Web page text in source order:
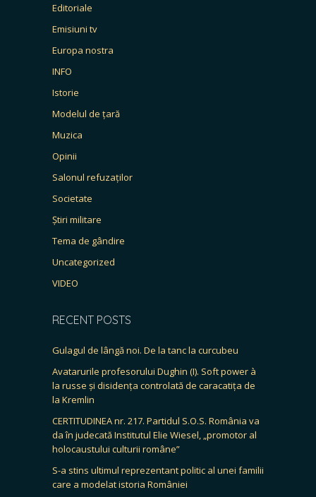
Editoriale
Emisiuni tv
Europa nostra
INFO
Istorie
Modelul de țară
Muzica
Opinii
Salonul refuzaților
Societate
Știri militare
Tema de gândire
Uncategorized
VIDEO
RECENT POSTS
Gulagul de lângă noi. De la tanc la curcubeu
Avatarurile profesorului Dughin (I). Soft power à
la russe și disidența controlată de caracatița de
la Kremlin
CERTITUDINEA nr. 217. Partidul S.O.S. România va
da în judecată Institutul Elie Wiesel, „promotor al
holocaustului culturii române”
S-a stins ultimul reprezentant politic al unei familii
care a modelat istoria României